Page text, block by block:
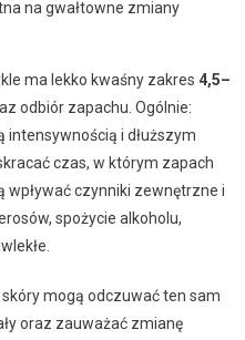
na gwałtowne zmiany
ma lekko kwaśny zakres 4,5–
odbiór zapachu. Ogólnie:
intensywnością i dłuższym
czas, w którym zapach
wpływać czynniki zewnętrzne i
spożycie alkoholu,
mogą odczuwać ten sam
oraz zauważać zmianę